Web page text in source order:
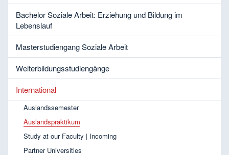
Bachelor Soziale Arbeit: Erziehung und Bildung im
Lebenslauf
Masterstudiengang Soziale Arbeit
Weiterbildungsstudiengänge
International
Auslandssemester
Auslandspraktikum
Study at our Faculty | Incoming
Partner Universities